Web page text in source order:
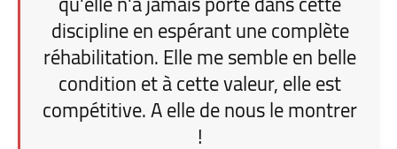
discipline en espérant une complète
réhabilitation. Elle me semble en belle
condition et à cette valeur, elle est
compétitive. A elle de nous le montrer
!